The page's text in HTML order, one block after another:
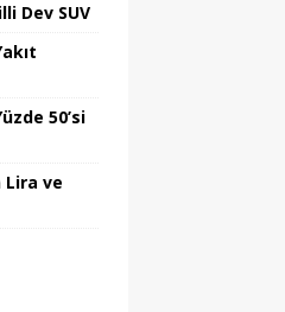
Dev SUV
50’si
Lira ve